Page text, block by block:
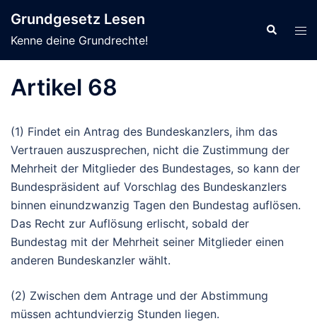
Inhalt
springen
Grundgesetz Lesen
Kenne deine Grundrechte!
Suche
Artikel 68
(1) Findet ein Antrag des Bundeskanzlers, ihm das
Vertrauen auszusprechen, nicht die Zustimmung der
Mehrheit der Mitglieder des Bundestages, so kann der
Bundespräsident auf Vorschlag des Bundeskanzlers
binnen einundzwanzig Tagen den Bundestag auflösen.
Das Recht zur Auflösung erlischt, sobald der
Bundestag mit der Mehrheit seiner Mitglieder einen
anderen Bundeskanzler wählt.
(2) Zwischen dem Antrage und der Abstimmung
müssen achtundvierzig Stunden liegen.